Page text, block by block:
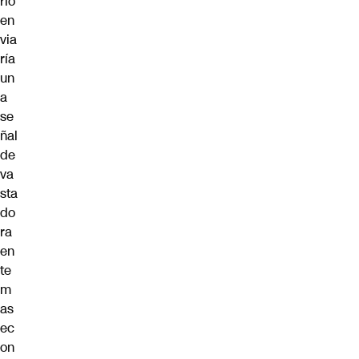
en
via
ría
un
a
se
ñal
de
va
sta
do
ra
en
te
m
as
ec
on